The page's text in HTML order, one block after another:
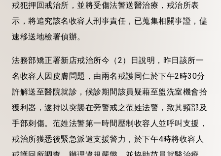
戒犯押回戒治所，並將受傷法警送醫治療，戒治所表
示，將追究該名收容人刑事責任，已蒐集相關事證，儘
速移送地檢署偵辦。
法務部矯正署新店戒治所今（2）日說明，昨日該所一
名收容人因皮膚問題，由兩名戒護同仁於下午2時30分
許解送至醫院就診，候診期間該員疑藉至盥洗室機會拾
獲利器，遂持以突襲在旁警戒之范姓法警，致其頸部及
手部刺傷。范姓法警第一時間壓制收容人並呼叫支援，
戒治所獲悉後緊急派遣支援警力，於下午4時將收容人